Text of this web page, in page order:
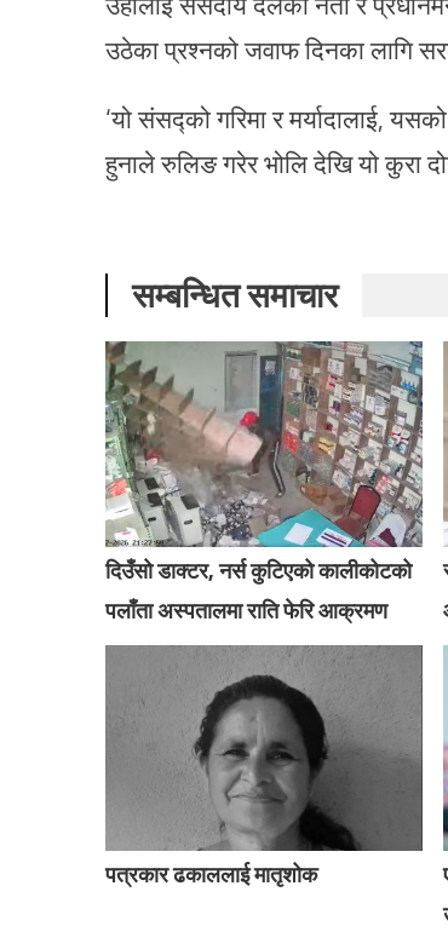
उठेका प्रश्नको जवाफ दिनका लागि
‘यो संसद्को गरिमा र मर्यादालाई,
हुनाले रुलिङ गरेर भोलि देखि यो कुरा
सम्बन्धित समाचार
दिउँसो डाक्टर, नर्स कुटिएको कालीकोटको
पलाँता अस्पतालमा राति फेरि आक्रमण
पत्रकार ढकाललाई मातृशोक